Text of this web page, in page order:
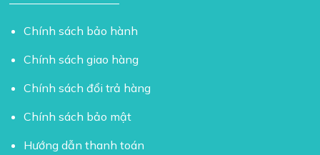
Chính sách bảo hành
Chính sách giao hàng
Chính sách đổi trả hàng
Chính sách bảo mật
Hướng dẫn thanh toán